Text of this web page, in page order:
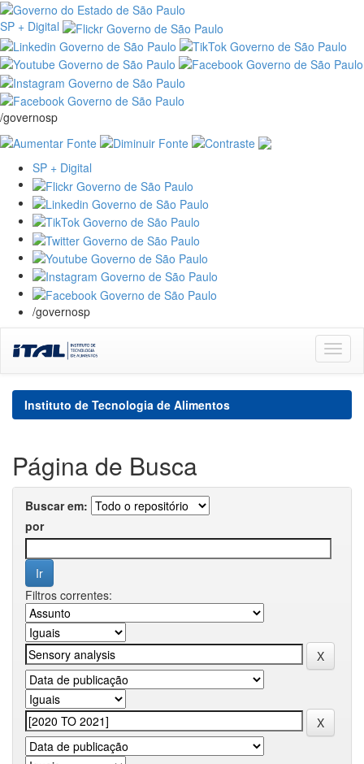
SP + Digital
/governosp
SP + Digital
/governosp
navigation
Instituto de Tecnologia de Alimentos
Página de Busca
Buscar em:
por
Filtros correntes: